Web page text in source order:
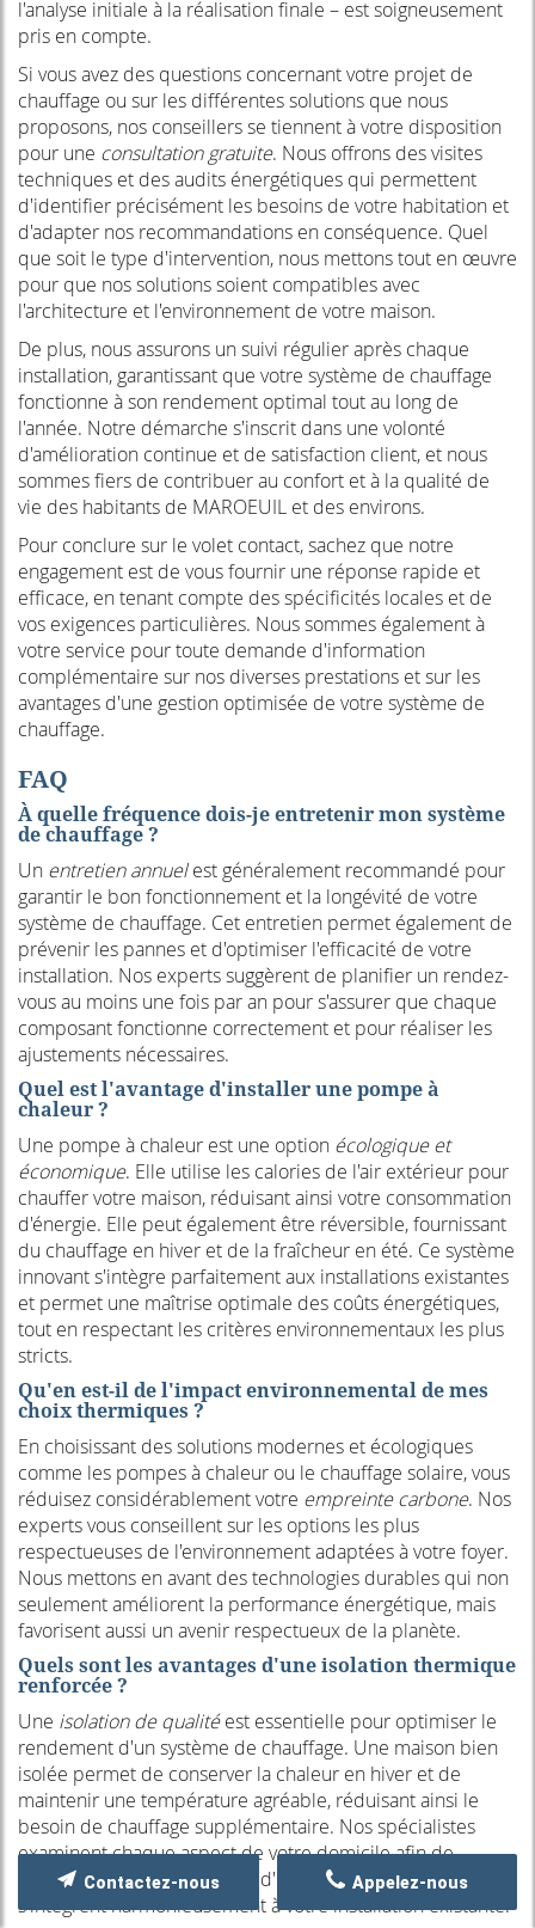
l'analyse initiale à la réalisation finale – est soigneusement
pris en compte.
Si vous avez des questions concernant votre projet de
chauffage ou sur les différentes solutions que nous
proposons, nos conseillers se tiennent à votre disposition
pour une consultation gratuite. Nous offrons des visites
techniques et des audits énergétiques qui permettent
d'identifier précisément les besoins de votre habitation et
d'adapter nos recommandations en conséquence. Quel
que soit le type d'intervention, nous mettons tout en œuvre
pour que nos solutions soient compatibles avec
l'architecture et l'environnement de votre maison.
De plus, nous assurons un suivi régulier après chaque
installation, garantissant que votre système de chauffage
fonctionne à son rendement optimal tout au long de
l'année. Notre démarche s'inscrit dans une volonté
d'amélioration continue et de satisfaction client, et nous
sommes fiers de contribuer au confort et à la qualité de
vie des habitants de MAROEUIL et des environs.
Pour conclure sur le volet contact, sachez que notre
engagement est de vous fournir une réponse rapide et
efficace, en tenant compte des spécificités locales et de
vos exigences particulières. Nous sommes également à
votre service pour toute demande d'information
complémentaire sur nos diverses prestations et sur les
avantages d'une gestion optimisée de votre système de
chauffage.
FAQ
À quelle fréquence dois-je entretenir mon système
de chauffage ?
Un entretien annuelest généralement recommandé pour
garantir le bon fonctionnement et la longévité de votre
système de chauffage. Cet entretien permet également de
prévenir les pannes et d'optimiser l'efficacité de votre
installation. Nos experts suggèrent de planifier un rendez-
vous au moins une fois par an pour s'assurer que chaque
composant fonctionne correctement et pour réaliser les
ajustements nécessaires.
Quel est l'avantage d'installer une pompe à
chaleur ?
Une pompe à chaleur est une option écologique et
économique. Elle utilise les calories de l'air extérieur pour
chauffer votre maison, réduisant ainsi votre consommation
d'énergie. Elle peut également être réversible, fournissant
du chauffage en hiver et de la fraîcheur en été. Ce système
innovant s'intègre parfaitement aux installations existantes
et permet une maîtrise optimale des coûts énergétiques,
tout en respectant les critères environnementaux les plus
stricts.
Qu'en est-il de l'impact environnemental de mes
choix thermiques ?
En choisissant des solutions modernes et écologiques
comme les pompes à chaleur ou le chauffage solaire, vous
réduisez considérablement votre empreinte carbone. Nos
experts vous conseillent sur les options les plus
respectueuses de l'environnement adaptées à votre foyer.
Nous mettons en avant des technologies durables qui non
seulement améliorent la performance énergétique, mais
favorisent aussi un avenir respectueux de la planète.
Quels sont les avantages d'une isolation thermique
renforcée ?
Une isolation de qualitéest essentielle pour optimiser le
rendement d'un système de chauffage. Une maison bien
isolée permet de conserver la chaleur en hiver et de
maintenir une température agréable, réduisant ainsi le
besoin de chauffage supplémentaire. Nos spécialistes
examinent chaque aspect de votre domicile afin de
recommander des solutions d'isolation performantes qui
s'intègrent harmonieusement à votre installation existante.
Appelez-nous
Contactez-nous